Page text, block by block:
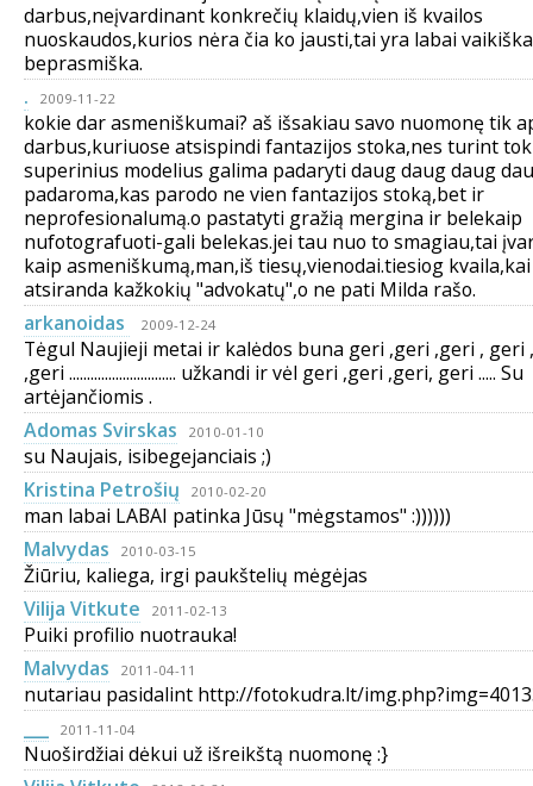
darbus,neįvardinant konkrečių klaidų,vien iš kvailos
nuoskaudos,kurios nėra čia ko jausti,tai yra labai
beprasmiška.
.
2009-11-22
kokie dar asmeniškumai? aš išsakiau savo nuomonę tik
darbus,kuriuose atsispindi fantazijos stoka,nes turint
superinius modelius galima padaryti daug daug daug
padaroma,kas parodo ne vien fantazijos stoką,bet ir
neprofesionalumą.o pastatyti gražią mergina ir belekaip
nufotografuoti-gali belekas.jei tau nuo to smagiau,tai
kaip asmeniškumą,man,iš tiesų,vienodai.tiesiog kvaila,kai
atsiranda kažkokių "advokatų",o ne pati Milda rašo.
arkanoidas
2009-12-24
Tėgul Naujieji metai ir kalėdos buna geri ,geri ,geri , geri
,geri .............................. užkandi ir vėl geri ,geri ,geri, geri ..... Su
artėjančiomis .
Adomas Svirskas
2010-01-10
su Naujais, isibegejanciais ;)
Kristina Petrošių
2010-02-20
man labai LABAI patinka Jūsų "mėgstamos" :))))))
Malvydas
2010-03-15
Žiūriu, kaliega, irgi paukštelių mėgėjas
Vilija Vitkute
2011-02-13
Puiki profilio nuotrauka!
Malvydas
2011-04-11
nutariau pasidalint http://fotokudra.lt/
2011-11-04
Nuoširdžiai dėkui už išreikštą nuomonę :}